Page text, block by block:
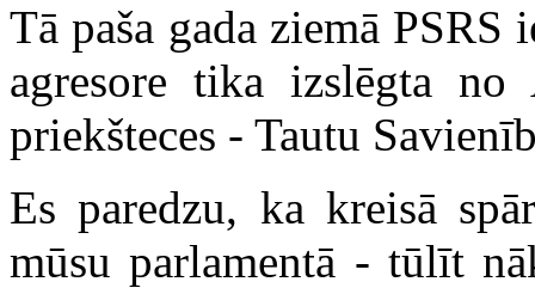
Tā paša gada ziemā
agresore tika izslēgta no
priekšteces - Tautu
Es paredzu, ka kreisā
mūsu parlamentā - tūlīt